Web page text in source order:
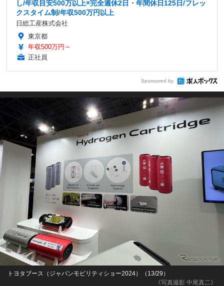
し/年収目安500万以上×完全週休2日・年間休日125日/フレッ
クスタイム制/年収500万円以上
日総工産株式会社
東京都
年収500万円～
正社員
Sponsored by
《写真撮影 中尾真二》
トヨタブース（ジャパンモビリティショー2024）（13/29）